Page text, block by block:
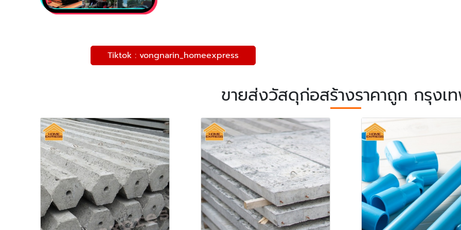
Tiktok : vongnarin_homeexpress
ขายส่งวัสดุก่อสร้างราคาถูก กรุงเ